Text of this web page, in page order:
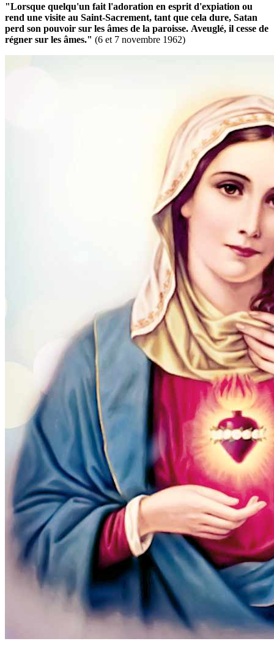
"Lorsque quelqu'un fait l'adoration en esprit d'expiation ou
rend une visite au Saint-Sacrement, tant que cela dure, Satan
perd son pouvoir sur les âmes de la paroisse. Aveuglé, il cesse de
régner sur les âmes." (6 et 7 novembre 1962)